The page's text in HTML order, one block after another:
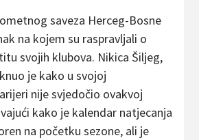
saveza Herceg-Bosne
na kojem su raspravljali o
svojih klubova. Nikica Šiljeg,
je kako u svojoj
nije svjedočio ovakvoj
kako je kalendar natjecanja
na početku sezone, ali je